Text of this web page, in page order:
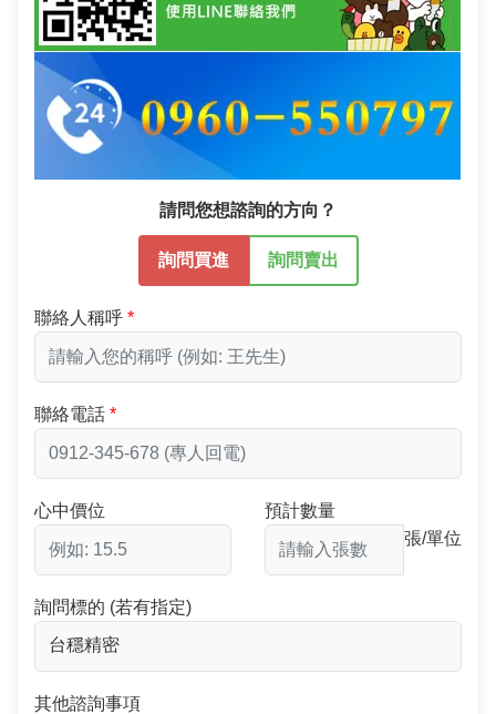
請問您想諮詢的方向？
詢問買進 詢問賣出
聯絡人稱呼
聯絡電話
心中價位
預計數量
張/單位
詢問標的 (若有指定)
其他諮詢事項